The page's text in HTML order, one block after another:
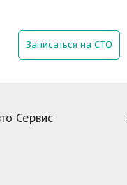
Записаться на СТО
Сервис